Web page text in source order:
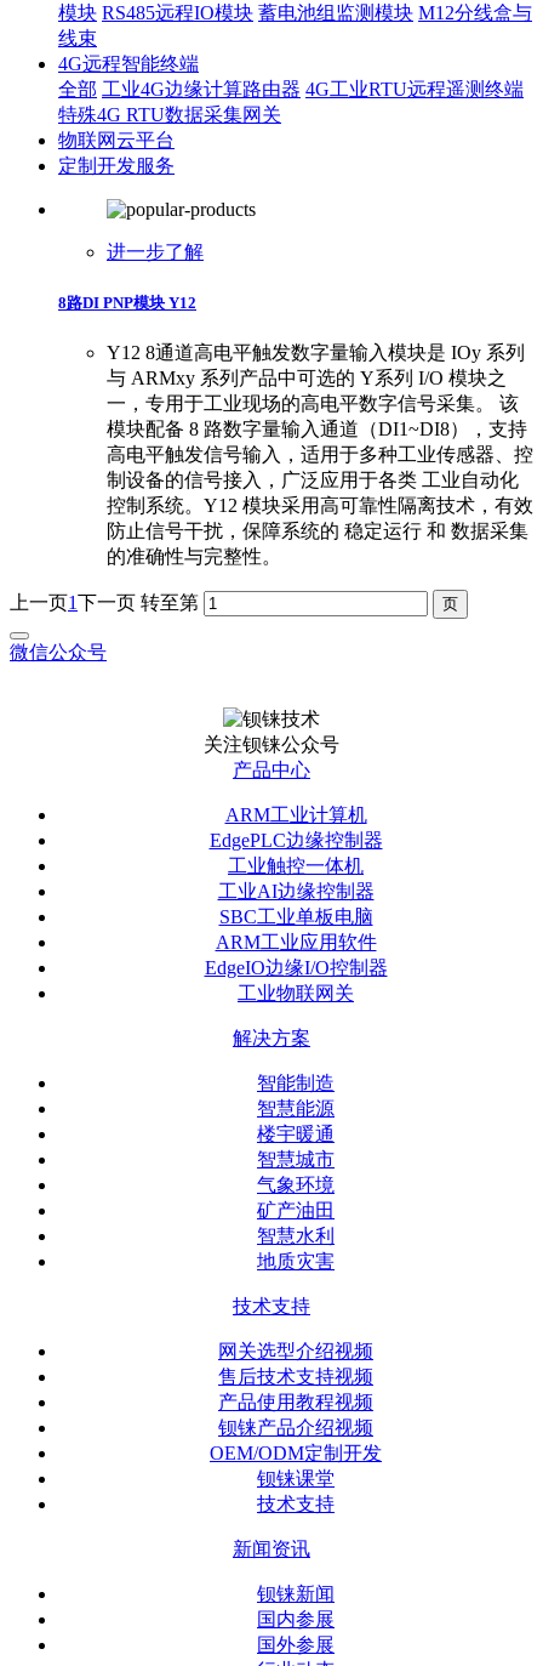
模块 RS485远程IO模块 蓄电池组监测模块 M12分线盒与
线束
4G远程智能终端
全部 工业4G边缘计算路由器 4G工业RTU远程遥测终端
特殊4G RTU数据采集网关
物联网云平台
定制开发服务
进一步了解
8路DI PNP模块 Y12
Y12 8通道高电平触发数字量输入模块是 IOy 系列
与 ARMxy 系列产品中可选的 Y系列 I/O 模块之
一，专用于工业现场的高电平数字信号采集。 该
模块配备 8 路数字量输入通道（DI1~DI8），支持
高电平触发信号输入，适用于多种工业传感器、控
制设备的信号接入，广泛应用于各类 工业自动化
控制系统。Y12 模块采用高可靠性隔离技术，有效
防止信号干扰，保障系统的 稳定运行 和 数据采集
的准确性与完整性。
上一页1下一页 转至第
微信公众号
关注钡铼公众号
产品中心
ARM工业计算机
EdgePLC边缘控制器
工业触控一体机
工业AI边缘控制器
SBC工业单板电脑
ARM工业应用软件
EdgeIO边缘I/O控制器
工业物联网关
解决方案
智能制造
智慧能源
楼宇暖通
智慧城市
气象环境
矿产油田
智慧水利
地质灾害
技术支持
网关选型介绍视频
售后技术支持视频
产品使用教程视频
钡铼产品介绍视频
OEM/ODM定制开发
钡铼课堂
技术支持
新闻资讯
钡铼新闻
国内参展
国外参展